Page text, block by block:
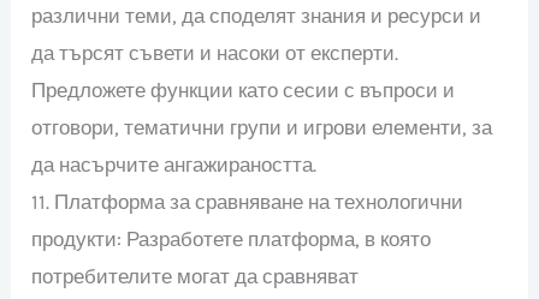
различни теми, да споделят знания и ресурси и
да търсят съвети и насоки от експерти.
Предложете функции като сесии с въпроси и
отговори, тематични групи и игрови елементи, за
да насърчите ангажираността.
11. Платформа за сравняване на технологични
продукти: Разработете платформа, в която
потребителите могат да сравняват